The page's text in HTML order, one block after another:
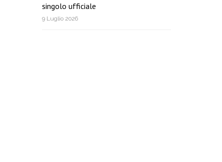
singolo ufficiale
9 Luglio 2026